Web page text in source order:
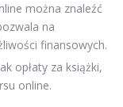
można znaleźć
na
finansowych.
opłaty za książki,
online.